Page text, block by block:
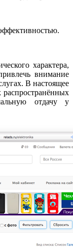
характера,
внимание
В настоящее
отдачу у